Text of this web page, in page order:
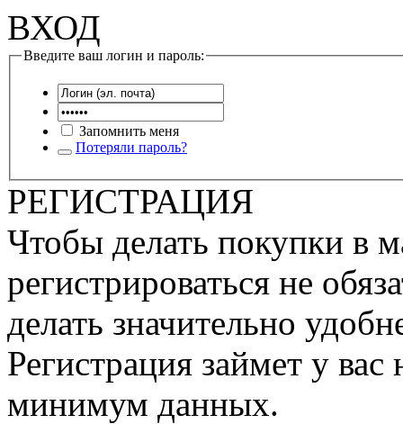
ВХОД
Введите ваш логин и пароль:
Запомнить меня
Потеряли пароль?
РЕГИСТРАЦИЯ
Чтобы делать покупки в
регистрироваться не
делать значительно
Регистрация займет у
минимум данных.